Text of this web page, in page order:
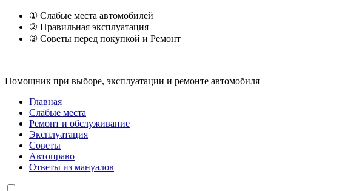
① Слабые места автомобилей
② Правильная эксплуатация
③ Советы перед покупкой и Ремонт
Помощник при выборе, эксплуатации и ремонте автомобиля
Главная
Слабые места
Ремонт и обслуживание
Эксплуатация
Советы
Автоправо
Ответы из мануалов